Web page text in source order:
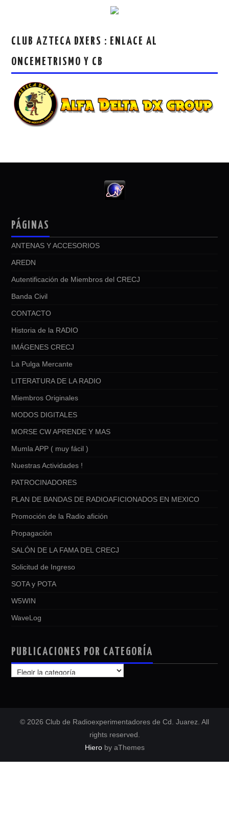
CLUB AZTECA DXERS : ENLACE AL
ONCEMETRISMO Y CB
PÁGINAS
ANTENAS Y ACCESORIOS
AREDN
Autentificación de Miembros del CRECJ
Banda Civil
CONTACTO
Historia de la RADIO
IMÁGENES CRECJ
La Pulga Mercante
LITERATURA DE LA RADIO
Miembros Originales
MODOS DIGITALES
MORSE CW APRENDE Y MAS
Mumla APP ( muy fácil )
Nuestras Actividades !
PATROCINADORES
PLAN DE BANDAS DE RADIOAFICIONADOS EN MEXICO
Promoción de la Radio afición
Propagación
SALÓN DE LA FAMA DEL CRECJ
Solicitud de Ingreso
SOTA y POTA
W5WIN
WaveLog
PUBLICACIONES POR CATEGORÍA
PUBLICACIONES
POR
© 2026 Club de Radioexperimentadores de Cd. Juarez. All
rights reserved.
Hieroby aThemes